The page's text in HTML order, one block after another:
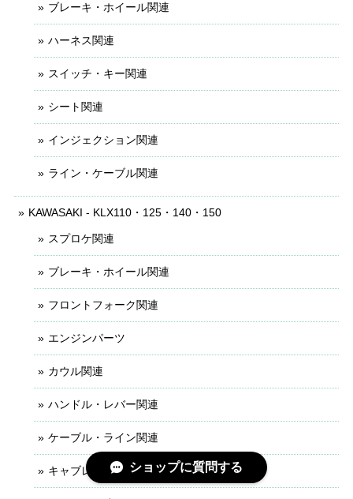
ブレーキ・ホイール関連
ハーネス関連
スイッチ・キー関連
シート関連
インジェクション関連
ライン・ケーブル関連
KAWASAKI - KLX110・125・140・150
スプロケ関連
ブレーキ・ホイール関連
フロントフォーク関連
エンジンパーツ
カウル関連
ハンドル・レバー関連
ケーブル・ライン関連
キャブレター関連ショップに質問する